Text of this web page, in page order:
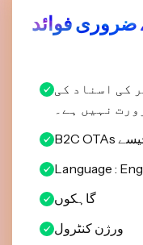
ضروری فوائد
کی اسناد کی
نہیں ہے۔
Language :
گاہکوں
ورژن کنٹرول